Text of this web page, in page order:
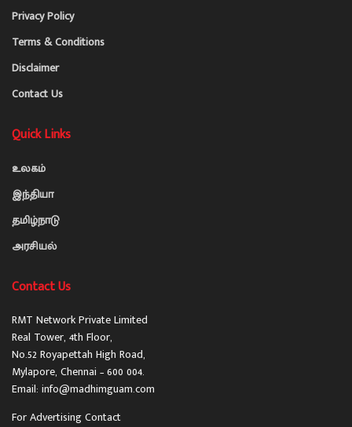
Privacy Policy
Terms & Conditions
Disclaimer
Contact Us
Quick Links
உலகம்
இந்தியா
தமிழ்நாடு
அரசியல்
Contact Us
RMT Network Private Limited
Real Tower, 4th Floor,
No.52 Royapettah High Road,
Mylapore, Chennai – 600 004.
Email: info@madhimguam.com
For Advertising Contact